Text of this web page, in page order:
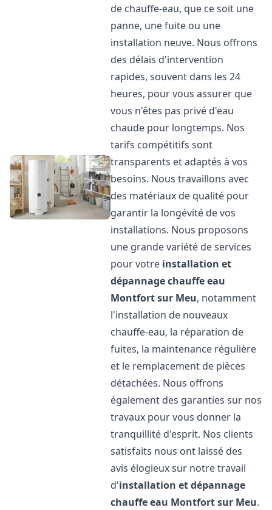
de chauffe-eau, que ce soit une
panne, une fuite ou une
installation neuve. Nous offrons
des délais d'intervention
rapides, souvent dans les 24
heures, pour vous assurer que
vous n'êtes pas privé d'eau
chaude pour longtemps. Nos
tarifs compétitifs sont
transparents et adaptés à vos
besoins. Nous travaillons avec
des matériaux de qualité pour
garantir la longévité de vos
installations. Nous proposons
une grande variété de services
pour votre installation et
dépannage chauffe eau
Montfort sur Meu, notamment
l'installation de nouveaux
chauffe-eau, la réparation de
fuites, la maintenance régulière
et le remplacement de pièces
détachées. Nous offrons
également des garanties sur nos
travaux pour vous donner la
tranquillité d'esprit. Nos clients
satisfaits nous ont laissé des
avis élogieux sur notre travail
d'installation et dépannage
chauffe eau Montfort sur Meu.